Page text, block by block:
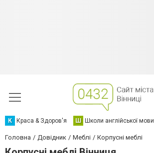
К Краса & Здоров'я Ш Школи англійської мови
Головна Довідник Меблі Корпусні меблі